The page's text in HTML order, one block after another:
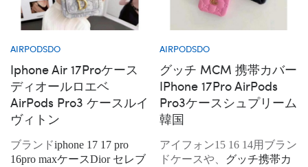
AIRPODSDO
Iphone Air 17Proケース
ディオールロエベ
AirPods Pro3 ケースルイ
ヴィトン
ブランドiphone 17 17 pro
16pro maxケースDior セレブ
AIRPODSDO
グッチ MCM 携帯カバー
IPhone 17Pro AirPods
Pro3ケースシュプリーム
韓国
アイフォン15 16 14用ブラン
ドケースや、 グッチ携帯カ